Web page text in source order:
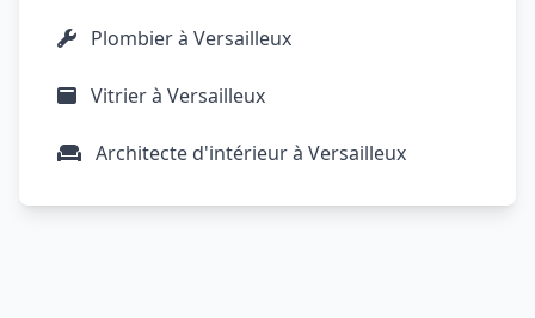
Plombier à Versailleux
Vitrier à Versailleux
Architecte d'intérieur à Versailleux